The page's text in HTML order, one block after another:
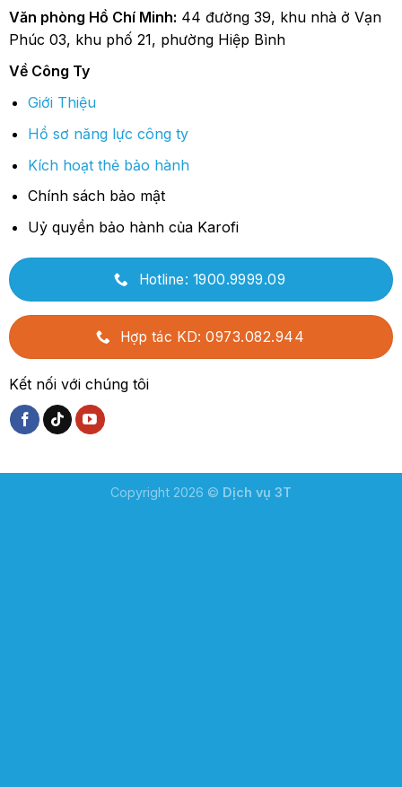
Văn phòng Hồ Chí Minh: 44 đường 39, khu nhà ở Vạn
Phúc 03, khu phố 21, phường Hiệp Bình
Về Công Ty
Giới Thiệu
Hồ sơ năng lực công ty
Kích hoạt thẻ bảo hành
Chính sách bảo mật
Uỷ quyền bảo hành của Karofi
Hotline: 1900.9999.09
Hợp tác KD: 0973.082.944
Kết nối với chúng tôi
Copyright 2026 © Dịch vụ 3T